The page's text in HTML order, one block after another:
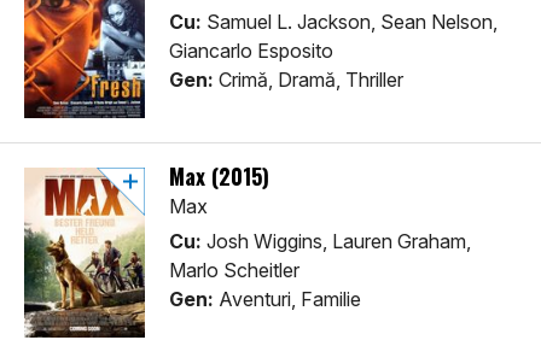
Cu: Samuel L. Jackson, Sean Nelson,
Giancarlo Esposito
Gen: Crimă, Dramă, Thriller
Max (2015)
Max
Cu: Josh Wiggins, Lauren Graham,
Marlo Scheitler
Gen: Aventuri, Familie